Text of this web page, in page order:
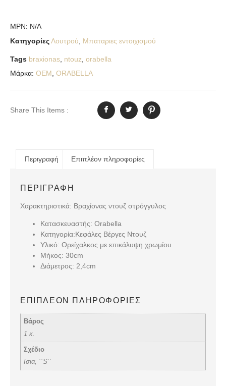
MPN: N/A
ΚατηγορίεςΛουτρού Μπαταριες εντοιχισμού
Tags braxionas ntouz orabella
Μάρκα: OEM ORABELLA
Share This Items :
Περιγραφή Επιπλέον πληροφορίες
ΠΕΡΙΓΡΑΦΉ
Χαρακτηριστικά: Βραχίoνας ντουζ στρόγγυλος
Κατασκευαστής: Orabella
Κατηγορία:Κεφάλες Βέργες Ντουζ
Υλικό: Ορείχαλκος με επικάλυψη χρωμίου
Μήκος: 30cm
Διάμετρος: 2,4cm
ΕΠΙΠΛΈΟΝ ΠΛΗΡΟΦΟΡΊΕΣ
Βάρος
1 κ.
Σχέδιο
Ισια, ΄΄S΄΄